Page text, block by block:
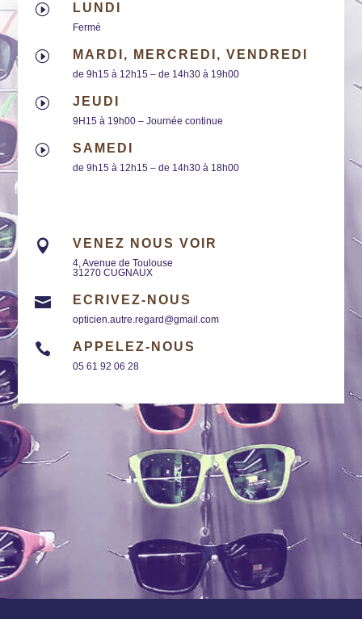
I LUNDI
Fermé
I MARDI, MERCREDI, VENDREDI
de 9h15 à 12h15 – de 14h30 à 19h00
I JEUDI
9H15 à 19h00 – Journée continue
I SAMEDI
de 9h15 à 12h15 – de 14h30 à 18h00
 VENEZ NOUS VOIR
4, Avenue de Toulouse
31270 CUGNAUX
 ECRIVEZ-NOUS
opticien.autre.regard@gmail.com
 APPELEZ-NOUS
05 61 92 06 28